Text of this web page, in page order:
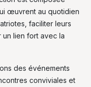
œuvrent au quotidien
faciliter leurs
un lien fort avec la
des événements
conviviales et